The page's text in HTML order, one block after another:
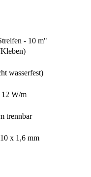
- 10 m"
wasserfest)
W/m
trennbar
x 1,6 mm